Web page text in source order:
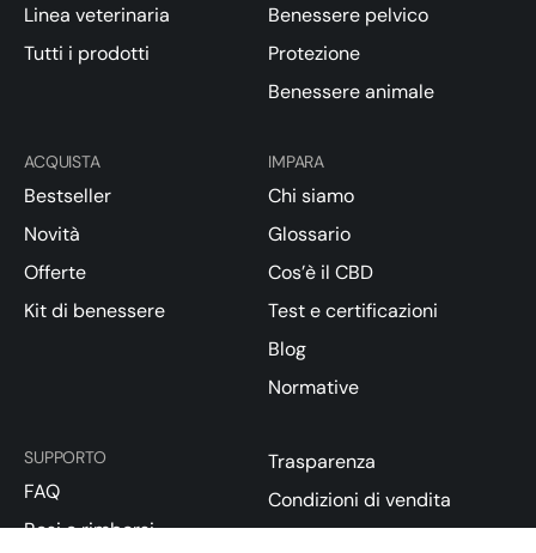
Linea veterinaria
Tutti i prodotti
Benessere pelvico
Protezione
Benessere animale
ACQUISTA
Bestseller
Novità
Offerte
Kit di benessere
IMPARA
Chi siamo
Glossario
Cos’è il CBD
Test e certificazioni
Blog
Normative
SUPPORTO
FAQ
Resi e rimborsi
Trasparenza
Condizioni di vendita